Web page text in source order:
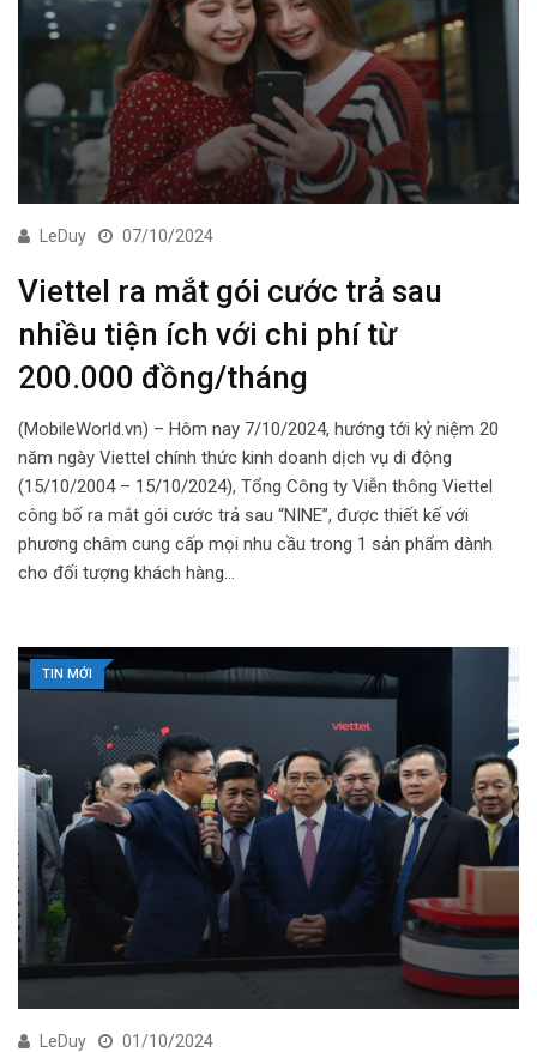
LeDuy 07/10/2024
Viettel ra mắt gói cước trả sau
nhiều tiện ích với chi phí từ
200.000 đồng/tháng
(MobileWorld.vn) – Hôm nay 7/10/2024, hướng tới kỷ niệm 20
năm ngày Viettel chính thức kinh doanh dịch vụ di động
(15/10/2004 – 15/10/2024), Tổng Công ty Viễn thông Viettel
công bố ra mắt gói cước trả sau “NINE”, được thiết kế với
phương châm cung cấp mọi nhu cầu trong 1 sản phẩm dành
cho đối tượng khách hàng…
TIN MỚI
LeDuy 01/10/2024